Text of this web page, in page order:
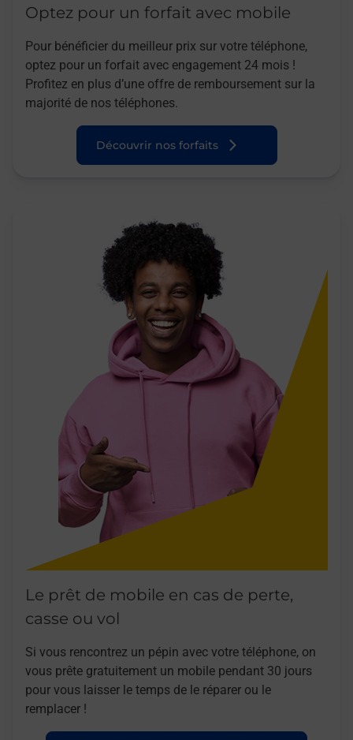
Optez pour un forfait avec mobile
Pour bénéficier du meilleur prix sur votre téléphone,
optez pour un forfait avec engagement 24 mois !
Profitez en plus d’une offre de remboursement sur la
majorité de nos téléphones.
Découvrir nos forfaits
Le prêt de mobile en cas de perte,
casse ou vol
Si vous rencontrez un pépin avec votre téléphone, on
vous prête gratuitement un mobile pendant 30 jours
pour vous laisser le temps de le réparer ou le
remplacer !